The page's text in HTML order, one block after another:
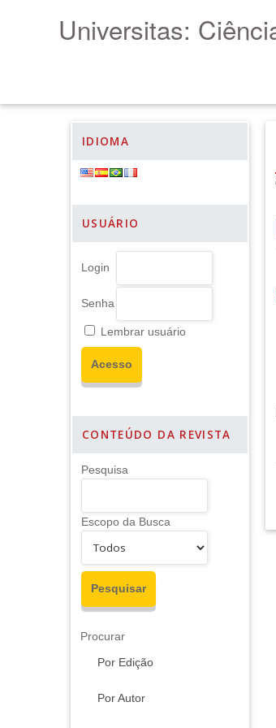
Universitas:
IDIOMA
USUÁRIO
Login
Senha
Lembrar usuário
CONTEÚDO DA REVISTA
Pesquisa
Escopo da Busca
Procurar
Por Edição
Por Autor